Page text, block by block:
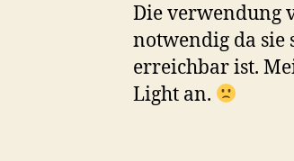
Die verwendung
notwendig da sie
erreichbar ist.
Light an.